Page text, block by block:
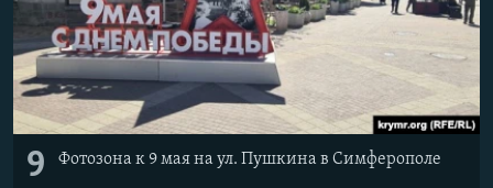
9 Фотозона к 9 мая на ул. Пушкина в Симферополе